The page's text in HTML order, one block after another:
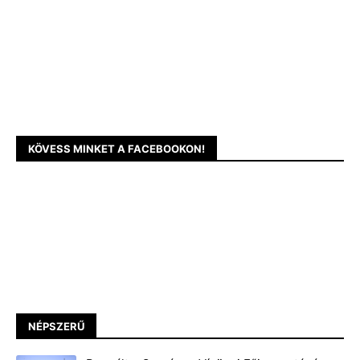
KÖVESS MINKET A FACEBOOKON!
NÉPSZERŰ